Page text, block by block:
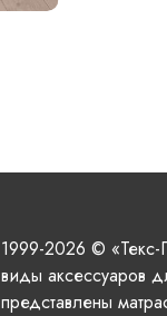
1999-2026 ©
виды аксессуаров
представлены